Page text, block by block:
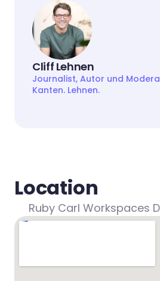
Cliff Lehnen
Journalist, Autor und
Kanten. Lehnen.
Location
Ruby Carl Workspaces